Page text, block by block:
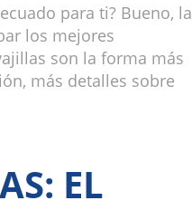
para ti? Bueno, la
los mejores
son la forma más
más detalles sobre
EL